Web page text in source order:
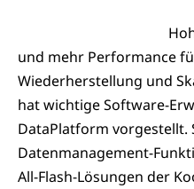
und mehr Performance
Wiederherstellung und
hat wichtige Software-
DataPlatform vorgestellt.
Datenmanagement-
All-Flash-Lösungen der